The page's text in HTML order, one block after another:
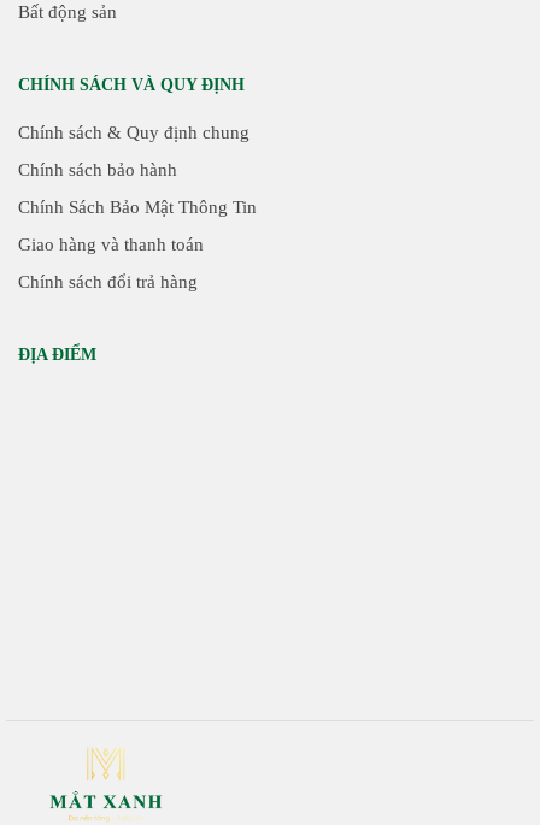
Bất động sản
CHÍNH SÁCH VÀ QUY ĐỊNH
Chính sách & Quy định chung
Chính sách bảo hành
Chính Sách Bảo Mật Thông Tin
Giao hàng và thanh toán
Chính sách đổi trả hàng
ĐỊA ĐIỂM